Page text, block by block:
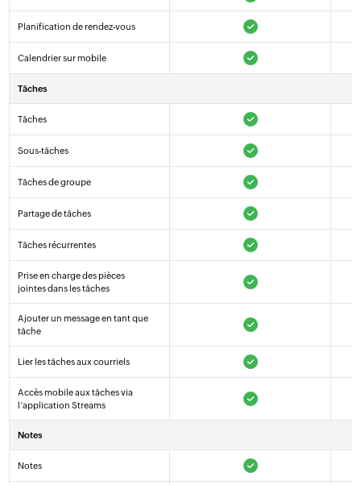
Planification de rendez-vous
Calendrier sur mobile
Tâches
Tâches
Sous-tâches
Tâches de groupe
Partage de tâches
Tâches récurrentes
Prise en charge des pièces
jointes dans les tâches
Ajouter un message en tant que
tâche
Lier les tâches aux courriels
Accès mobile aux tâches via
l’application Streams
Notes
Notes